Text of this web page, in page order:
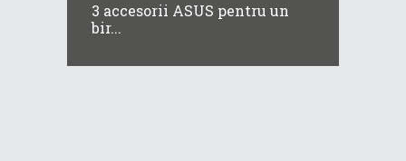
3 accesorii ASUS pentru un
bir...